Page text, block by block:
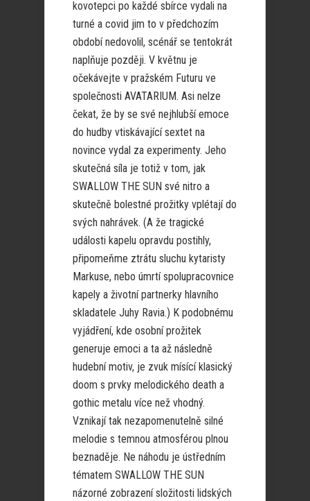
kovotepci po každé sbírce vydali na
turné a covid jim to v předchozím
období nedovolil, scénář se tentokrát
naplňuje později. V květnu je
očekávejte v pražském Futuru ve
společnosti AVATARIUM. Asi nelze
čekat, že by se své nejhlubší emoce
do hudby vtiskávající sextet na
novince vydal za experimenty. Jeho
skutečná síla je totiž v tom, jak
SWALLOW THE SUN své nitro a
skutečně bolestné prožitky vplétají do
svých nahrávek. (A že tragické
události kapelu opravdu postihly,
připomeňme ztrátu sluchu kytaristy
Markuse, nebo úmrtí spolupracovnice
kapely a životní partnerky hlavního
skladatele Juhy Ravia.) K podobnému
vyjádření, kde osobní prožitek
generuje emoci a ta až následně
hudební motiv, je zvuk mísící klasický
doom s prvky melodického death a
gothic metalu více než vhodný.
Vznikají tak nezapomenutelně silné
melodie s temnou atmosférou plnou
beznaděje. Ne náhodu je ústředním
tématem SWALLOW THE SUN
názorné zobrazení složitosti lidských